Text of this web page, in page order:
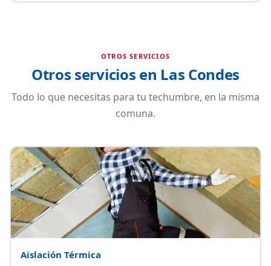
OTROS SERVICIOS
Otros servicios en Las Condes
Todo lo que necesitas para tu techumbre, en la misma
comuna.
Aislación Térmica